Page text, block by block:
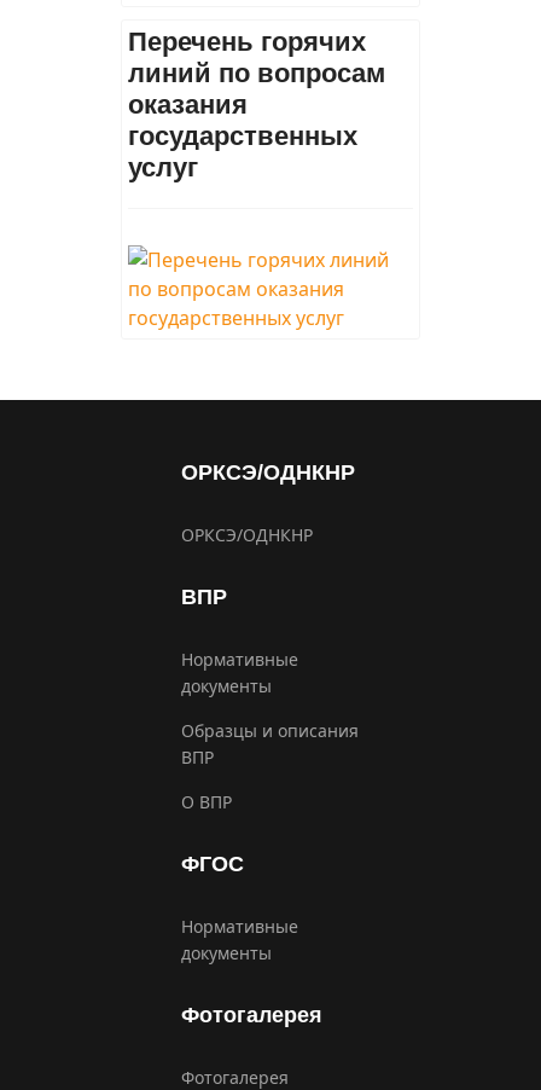
Перечень горячих
линий по вопросам
оказания
государственных
услуг
ОРКСЭ/ОДНКНР
ОРКСЭ/ОДНКНР
ВПР
Нормативные
документы
Образцы и описания
ВПР
О ВПР
ФГОС
Нормативные
документы
Фотогалерея
Фотогалерея